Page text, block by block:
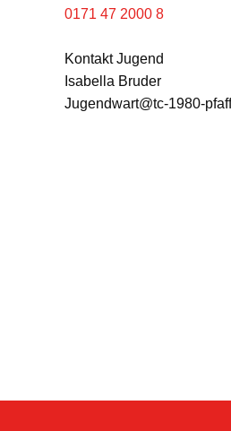
0171 47 2000 8
Kontakt Jugend
Isabella Bruder
Jugendwart@tc-1980-